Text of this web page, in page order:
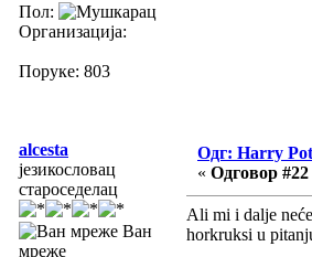
Пол:
Организација:
Поруке: 803
alcesta
језикословац
староседелац
Ван
мреже
Одг: Harry
« Одговор #22
Ali mi i dalje
horkruksi u